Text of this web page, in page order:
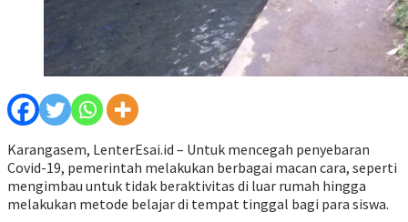
Karangasem, LenterEsai.id – Untuk mencegah penyebaran
Covid-19, pemerintah melakukan berbagai macan cara, seperti
mengimbau untuk tidak beraktivitas di luar rumah hingga
melakukan metode belajar di tempat tinggal bagi para siswa.